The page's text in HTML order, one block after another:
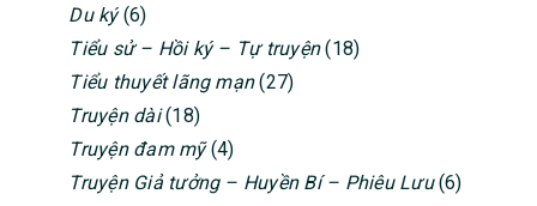
Du ký(6)
Tiểu sử – Hồi ký – Tự truyện(18)
Tiểu thuyết lãng mạn(27)
Truyện dài(18)
Truyện đam mỹ(4)
Truyện Giả tưởng – Huyền Bí – Phiêu Lưu(6)